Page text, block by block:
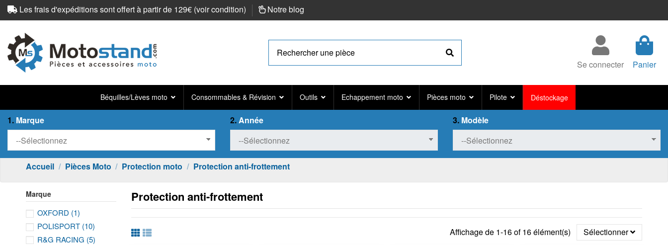
Les frais d'expéditions sont offert à partir de 129€ (voir condition) Notre blog
Se connecter Panier
Béquilles/Lèves moto Consommables & Révision Outils Echappement moto Pièces moto Pilote Déstockage
1. Marque 2.Année 3.Modèle
Accueil Pièces Moto Protection moto Protection anti-frottement
Protection anti-frottement
Affichage de 1-16 of 16 élément(s) Sélectionner
Marque
OXFORD (1)
POLISPORT (10)
R&G RACING (5)